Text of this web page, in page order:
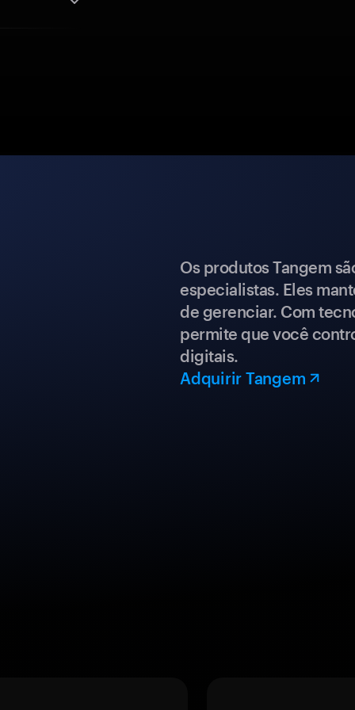
Os produtos Tangem
especialistas. Eles
de gerenciar. Com
permite que você
digitais.
Adquirir Tangem